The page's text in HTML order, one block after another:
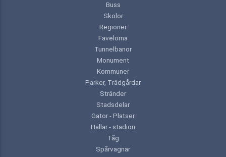
Buss
Skolor
Regioner
Favelorna
Tunnelbanor
Monument
Kommuner
Parker, Trädgårdar
Stränder
Stadsdelar
Gator - Platser
Hallar - stadion
Tåg
Spårvagnar